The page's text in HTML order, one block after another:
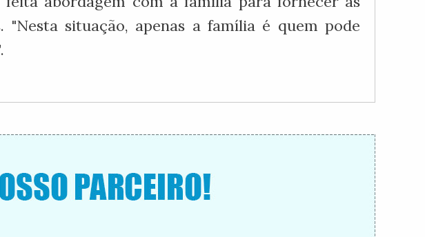
situação, apenas a família é quem pode